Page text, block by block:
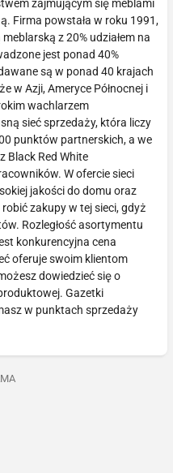
zajmującym się meblami
Firma powstała w roku 1991,
z 20% udziałem na
jest ponad 40%
są w ponad 40 krajach
w Azji, Ameryce Północnej i
wachlarzem
sieć sprzedaży, która liczy
punktów partnerskich, a we
Black Red White
W ofercie sieci
jakości do domu oraz
zakupy w tej sieci, gdyż
Rozległość asortymentu
konkurencyjna cena
oferuje swoim klientom
dowiedzieć się o
Gazetki
w punktach sprzedaży